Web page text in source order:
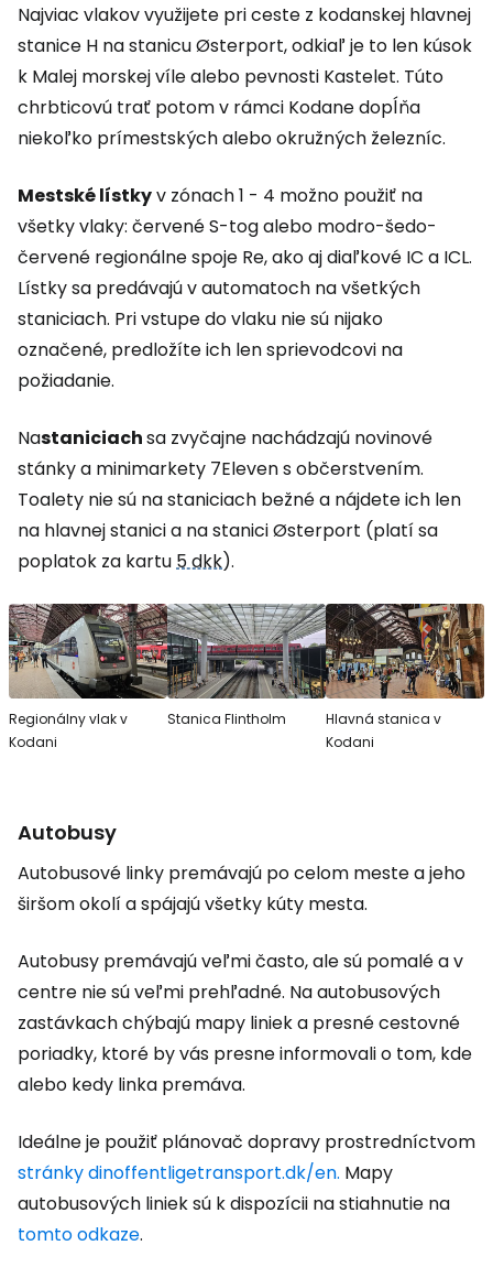
Najviac vlakov využijete pri ceste z kodanskej hlavnej
stanice H na stanicu Østerport, odkiaľ je to len kúsok
k Malej morskej víle alebo pevnosti Kastelet. Túto
chrbticovú trať potom v rámci Kodane dopĺňa
niekoľko prímestských alebo okružných železníc.
Mestské lístkyv zónach 1 - 4 možno použiť na
všetky vlaky: červené S-tog alebo modro-šedo-
červené regionálne spoje Re, ako aj diaľkové IC a ICL.
Lístky sa predávajú v automatoch na všetkých
staniciach. Pri vstupe do vlaku nie sú nijako
označené, predložíte ich len sprievodcovi na
požiadanie.
Nastaniciachsa zvyčajne nachádzajú novinové
stánky a minimarkety 7Eleven s občerstvením.
Toalety nie sú na staniciach bežné a nájdete ich len
na hlavnej stanici a na stanici Østerport (platí sa
poplatok za kartu5 dkk).
Regionálny vlak v
Kodani
Stanica Flintholm
Hlavná stanica v
Kodani
Autobusy
Autobusové linky premávajú po celom meste a jeho
širšom okolí a spájajú všetky kúty mesta.
Autobusy premávajú veľmi často, ale sú pomalé a v
centre nie sú veľmi prehľadné. Na autobusových
zastávkach chýbajú mapy liniek a presné cestovné
poriadky, ktoré by vás presne informovali o tom, kde
alebo kedy linka premáva.
Ideálne je použiť plánovač dopravy prostredníctvom
stránky dinoffentligetransport.dk/en. Mapy
autobusových liniek sú k dispozícii na stiahnutie na
tomto odkaze.